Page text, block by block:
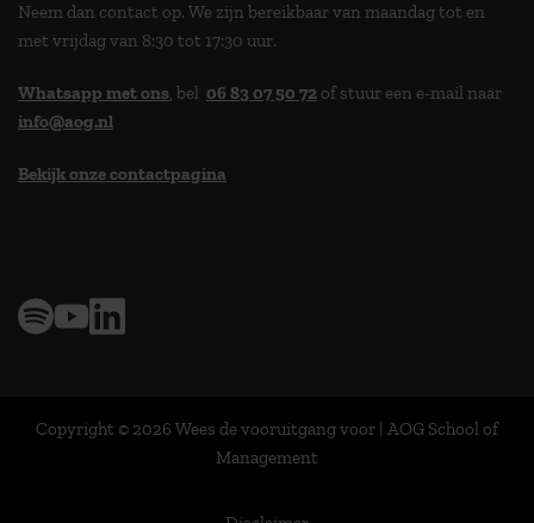
Neem dan contact op. We zijn bereikbaar van maandag tot en
met vrijdag van 8:30 tot 17:30 uur.
Whatsapp met ons, bel 06 83 07 50 72 of stuur een e-mail naar
info@aog.nl
Bekijk onze contactpagina
Copyright © 2026 Wees de vooruitgang voor | AOG School of
Management